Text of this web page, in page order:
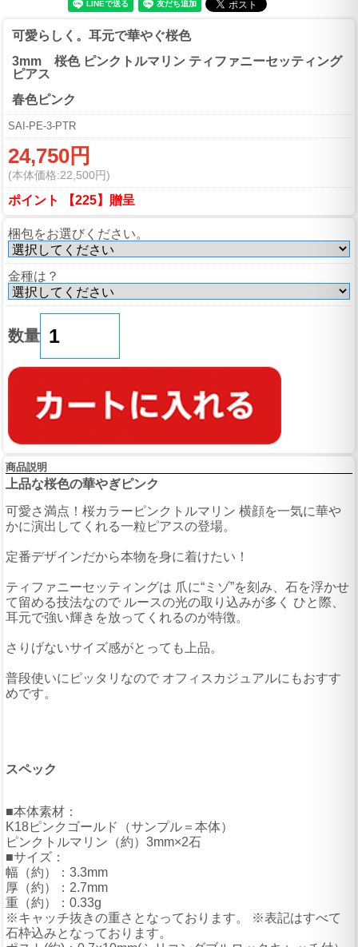
可愛らしく。耳元で華やぐ桜色
3mm 桜色 ピンクトルマリン ティファニーセッティング
ピアス
春色ピンク
SAI-PE-3-PTR
24,750円
(本体価格:22,500円)
ポイント 【225】贈呈
梱包をお選びください。
金種は？
数量
商品説明
上品な桜色の華やぎピンク
可愛さ満点！桜カラーピンクトルマリン 横顔を一気に華や
かに演出してくれる一粒ピアスの登場。
定番デザインだから本物を身に着けたい！
ティファニーセッティングは 爪に“ミゾ”を刻み、石を浮かせ
て留める技法なので ルースの光の取り込みが多く ひと際、
耳元で強い輝きを放ってくれるのが特徴。
さりげないサイズ感がとっても上品。
普段使いにピッタリなので オフィスカジュアルにもおすす
めです。
スペック
■本体素材：
K18ピンクゴールド（サンプル＝本体）
ピンクトルマリン（約）3mm×2石
■サイズ：
幅（約）：3.3mm
厚（約）：2.7mm
重（約）：0.33g
※キャッチ抜きの重さとなっております。 ※表記はすべて
石枠込みとなっております。